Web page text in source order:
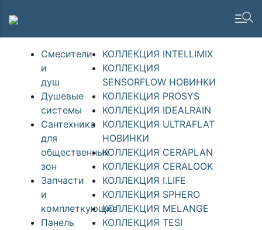
Смесители
и
душ
Душевые
системы
Сантехника
для
общественных
зон
Запчасти
и
комплеткующие
Панель
КОЛЛЕКЦИЯ INTELLIMIX
КОЛЛЕКЦИЯ
SENSORFLOW НОВИНКИ
КОЛЛЕКЦИЯ PROSYS
КОЛЛЕКЦИЯ IDEALRAIN
КОЛЛЕКЦИЯ ULTRAFLAT
НОВИНКИ
КОЛЛЕКЦИЯ CERAPLAN
КОЛЛЕКЦИЯ CERALOOK
КОЛЛЕКЦИЯ I.LIFE
КОЛЛЕКЦИЯ SPHERO
КОЛЛЕКЦИЯ MELANGE
КОЛЛЕКЦИЯ TESI